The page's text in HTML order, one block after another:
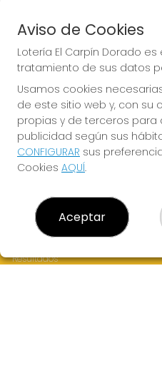
Sorteo del
JUGAR
LOTERÍA EL CARPÍN
¿Quiénes somos?
Resultados
Aviso de Cookies
Lotería El Carpín Dorado
tratamiento de sus datos
Usamos cookies
de este sitio web y, con su
propias y de terceros para
publicidad según sus
CONFIGURAR sus
Cookies AQUÍ.
Aceptar